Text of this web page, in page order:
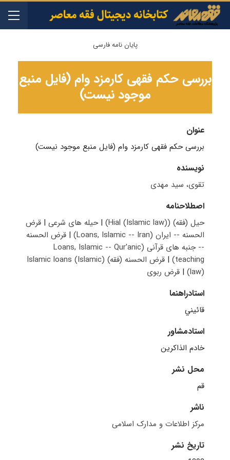
پایان نامه فارسی
بررسی حکم فقهی کارمزد وام (فایل منبع
موجود نیست)
عنوان
بررسی حکم فقهی کارمزد وام (فایل منبع موجود نیست)
نویسنده
تقوی، سید مهدی
اصطلاحنامه
حیل (فقه) (Hial (Islamic law)) |حیله های شرعی | قرض
الحسنه -- ایران (Loans, Islamic -- Iran)
| قرض الحسنه
-- جنبه های قرآنی (Loans, Islamic -- Qur'anic
teaching)
|
قرض الحسنه (فقه)‬‬ (Islamic loans (Islamic
law)‎‎‏‎)
| قرض ربوی
استادراهنما
قائيني
استادمشاور
خادم الذاکرين
محل نشر
قم
ناشر
مرکز اطلاعات و مدارک اسلامی
تاریخ نشر